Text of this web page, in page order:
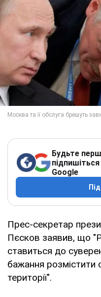
Будьте
Google
Прес-секретар
Пєсков заявив, що
ставиться до
бажання розмістити
території".